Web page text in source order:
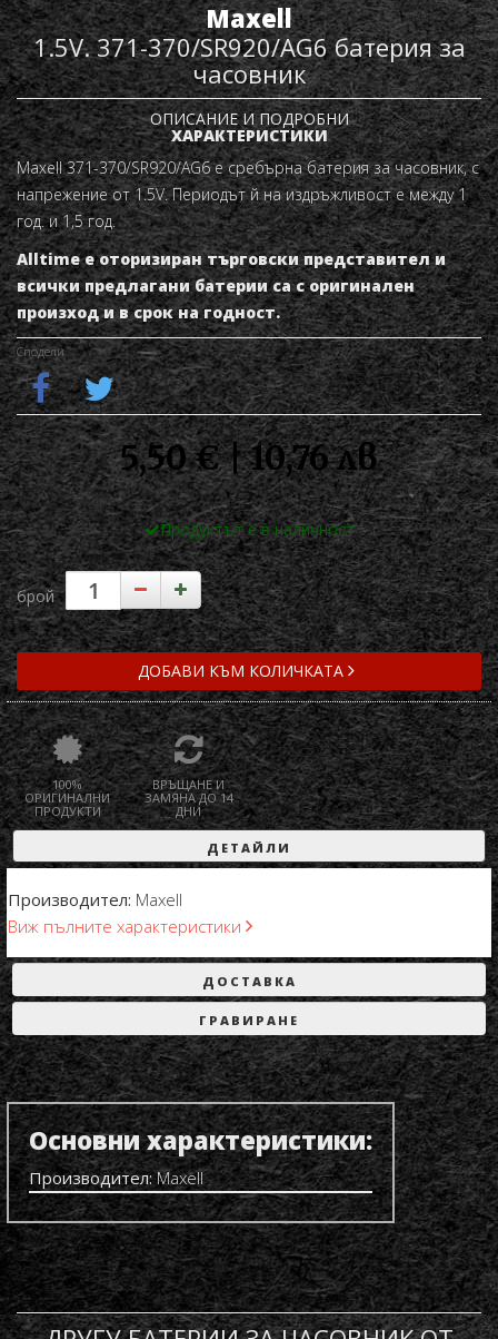
Maxell
1.5V. 371-370/SR920/AG6 батерия за
часовник
ОПИСАНИЕ И ПОДРОБНИ
ХАРАКТЕРИСТИКИ
Maxell 371-370/SR920/AG6 е сребърна батерия за часовник, с
напрежение от 1.5V. Периодът й на издръжливост е между 1
год. и 1,5 год.
Alltime е оторизиран търговски представител и
всички предлагани батерии са с оригинален
произход и в срок на годност.
Сподели
5,50 € | 10,76 лв
Продуктът е в наличност
брой
ДОБАВИ КЪМ КОЛИЧКАТА
100%
ОРИГИНАЛНИ
ПРОДУКТИ
ВРЪЩАНЕ И
ЗАМЯНА ДО 14
ДНИ
ДЕТАЙЛИ
Производител: Maxell
Виж пълните характеристики
ДОСТАВКА
ГРАВИРАНЕ
Основни характеристики:
Производител:Maxell